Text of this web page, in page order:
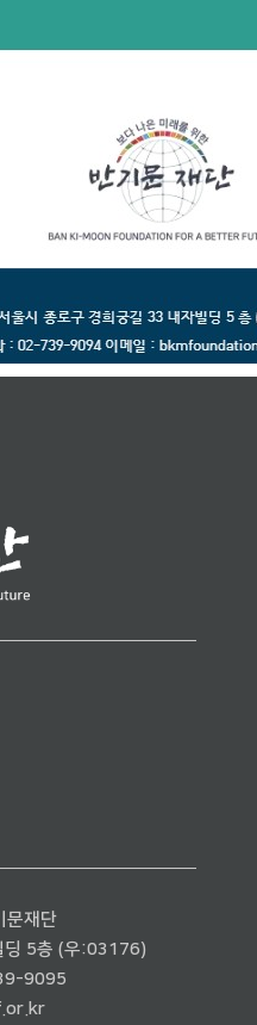
문재단
딩 5층 (우:03176)
9095